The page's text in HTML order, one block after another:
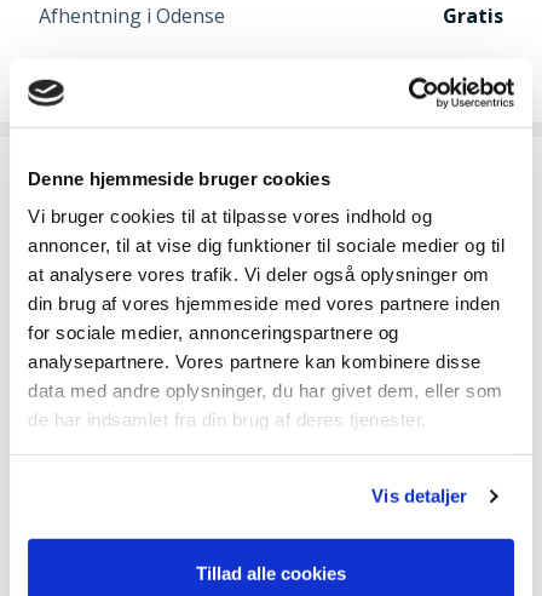
Denne hjemmeside bruger cookies
Vi bruger cookies til at tilpasse vores indhold og
annoncer, til at vise dig funktioner til sociale medier og til
at analysere vores trafik. Vi deler også oplysninger om
din brug af vores hjemmeside med vores partnere inden
for sociale medier, annonceringspartnere og
analysepartnere. Vores partnere kan kombinere disse
data med andre oplysninger, du har givet dem, eller som
de har indsamlet fra din brug af deres tjenester.
Vis detaljer
Tillad alle cookies
Afhentning i Odense
Gratis
Ofte købt sammen med
LMX2033 (2x20V) m/2 batterier og
lader
1.399,-